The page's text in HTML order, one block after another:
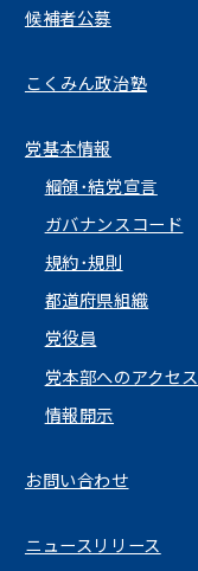
候補者公募
こくみん政治塾
党基本情報
綱領･結党宣言
ガバナンスコード
規約･規則
都道府県組織
党役員
党本部へのアクセス
情報開示
お問い合わせ
ニュースリリース